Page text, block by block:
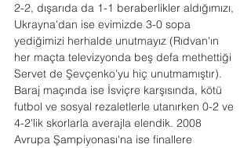
2-2, dışarıda da 1-1 beraberlikler aldığımızı,
Ukrayna'dan ise evimizde 3-0 sopa
yediğimizi herhalde unutmayız (Rıdvan'ın
her maçta televizyonda beş defa methettiği
Servet de Şevçenko'yu hiç unutmamıştır).
Baraj maçında ise İsviçre karşısında, kötü
futbol ve sosyal rezaletlerle utanırken 0-2 ve
4-2'lik skorlarla averajla elendik. 2008
Avrupa Şampiyonası'na ise finallere